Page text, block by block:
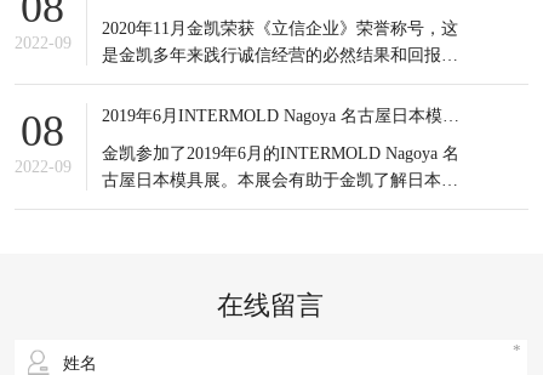
2022-09
2020年11月金凯荣获《立信企业》荣誉称号，这
是金凯多年来践行诚信经营的必然结果和回报，
更是金凯所有员工的共同荣耀，可谓实至名归。
信誉是企业之基，生存之本，是企业最宝贵的无
08
2022-09
2019年6月INTERMOLD Nagoya 名古屋日本模具展
金凯参加了2019年6月的INTERMOLD Nagoya 名
古屋日本模具展。本展会有助于金凯了解日本当
前新的市场发展情况以及设备制造商的产品更新
研发等方面的综合实力。
在线留言